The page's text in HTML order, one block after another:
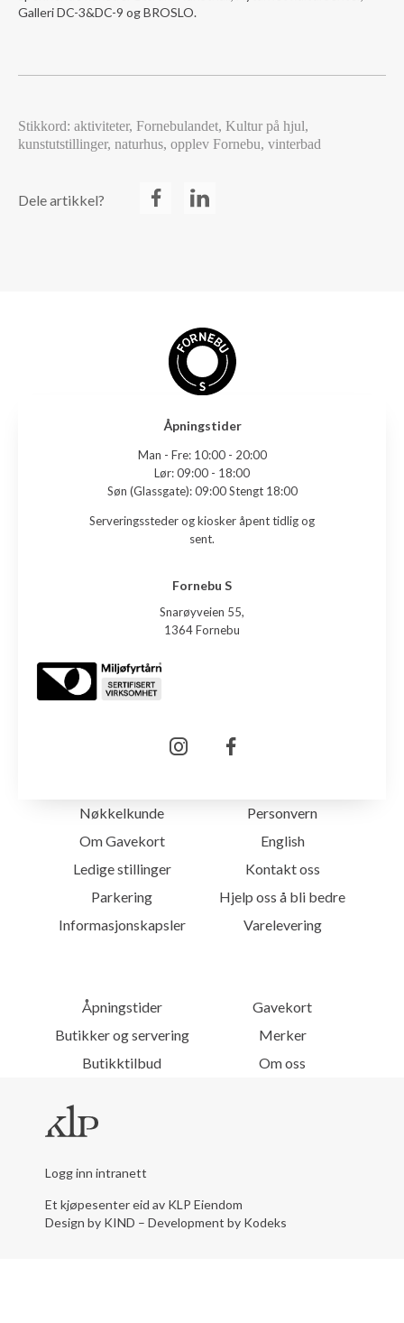
Galleri DC-3&DC-9 og BROSLO.
Stikkord: aktiviteter, Fornebulandet, Kultur på hjul,
kunstutstillinger, naturhus, opplev Fornebu, vinterbad
Dele artikkel?
Åpningstider
Man - Fre: 10:00 - 20:00
Lør:09:00 - 18:00
Søn (Glassgate): 09:00 Stengt 18:00
Serveringssteder og kiosker åpent tidlig og
sent.
Fornebu S
Snarøyveien 55,
1364 Fornebu
Åpningstider
Butikker og servering
Butikktilbud
Gavekort
Merker
Om oss
Nøkkelkunde
Om Gavekort
Ledige stillinger
Parkering
Informasjonskapsler
Personvern
English
Kontakt oss
Hjelp oss å bli bedre
Varelevering
Logg inn intranett
Et kjøpesenter eid av KLP Eiendom
Design by KIND – Development by Kodeks